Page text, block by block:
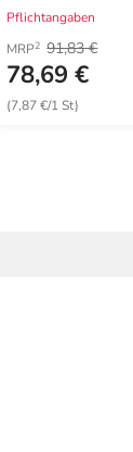
Pflichtangaben
MRP2 91,83 €
78,69 €
(7,87 €/1 St)